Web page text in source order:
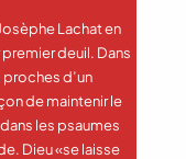
Lachat en
deuil. Dans
d’un
de maintenir le
les psaumes
Dieu «se laisse